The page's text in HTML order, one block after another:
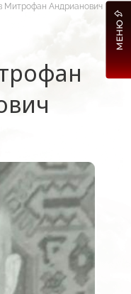
Митрофан Андрианович
МЕНЮ